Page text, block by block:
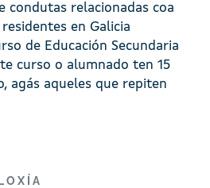
condutas relacionadas coa
en Galicia
de Educación Secundaria
curso o alumnado ten 15
agás aqueles que repiten